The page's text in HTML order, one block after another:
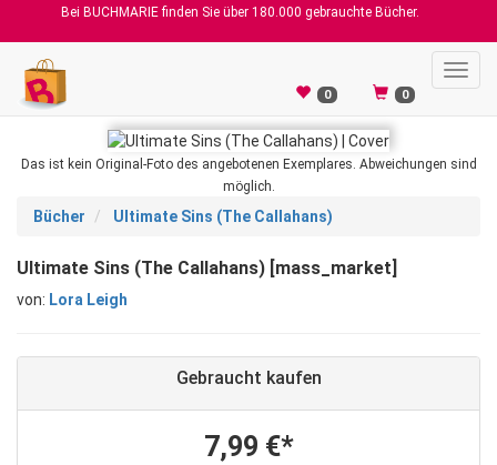
Bei BUCHMARIE finden Sie über 180.000 gebrauchte Bücher.
0 0
Das ist kein Original-Foto des angebotenen Exemplares. Abweichungen sind
möglich.
Bücher Ultimate Sins (The Callahans)
Ultimate Sins (The Callahans) [mass_market]
von: Lora Leigh
Gebraucht kaufen
7,99 €*